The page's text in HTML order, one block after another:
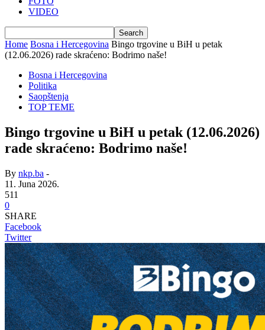
VIDEO
Home Bosna i Hercegovina Bingo trgovine u BiH u petak
(12.06.2026) rade skraćeno: Bodrimo naše!
Bosna i Hercegovina
Politika
Saopštenja
TOP TEME
Bingo trgovine u BiH u petak (12.06.2026)
rade skraćeno: Bodrimo naše!
By nkp.ba -
11. Juna 2026.
511
0
SHARE
Facebook
Twitter